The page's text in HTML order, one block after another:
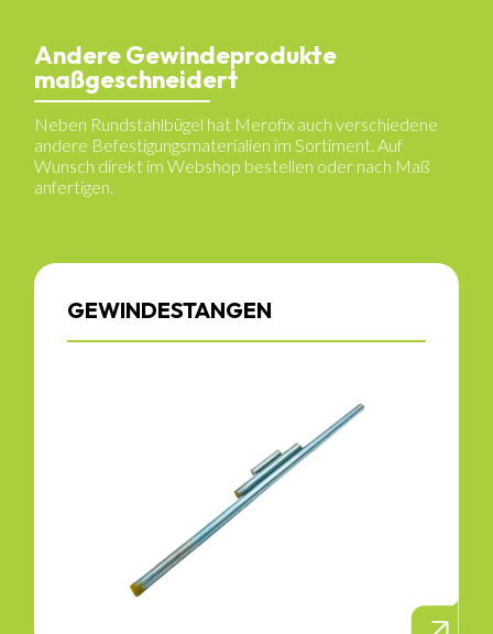
Andere Gewindeprodukte
maßgeschneidert
Neben Rundstahlbügel hat Merofix auch verschiedene
andere Befestigungsmaterialien im Sortiment. Auf
Wunsch direkt im Webshop bestellen oder nach Maß
anfertigen.
GEWINDESTANGEN